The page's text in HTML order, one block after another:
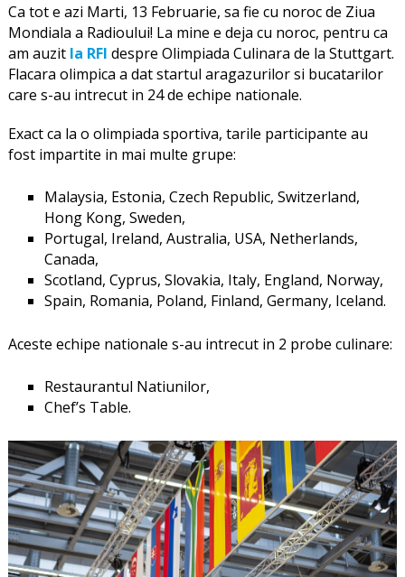
Ca tot e azi Marti, 13 Februarie, sa fie cu noroc de Ziua
Mondiala a Radioului! La mine e deja cu noroc, pentru ca
am auzit la RFI despre Olimpiada Culinara de la Stuttgart.
Flacara olimpica a dat startul aragazurilor si bucatarilor
care s-au intrecut in 24 de echipe nationale.
Exact ca la o olimpiada sportiva, tarile participante au
fost impartite in mai multe grupe:
Malaysia, Estonia, Czech Republic, Switzerland,
Hong Kong, Sweden,
Portugal, Ireland, Australia, USA, Netherlands,
Canada,
Scotland, Cyprus, Slovakia, Italy, England, Norway,
Spain, Romania, Poland, Finland, Germany, Iceland.
Aceste echipe nationale s-au intrecut in 2 probe culinare:
Restaurantul Natiunilor,
Chef’s Table.